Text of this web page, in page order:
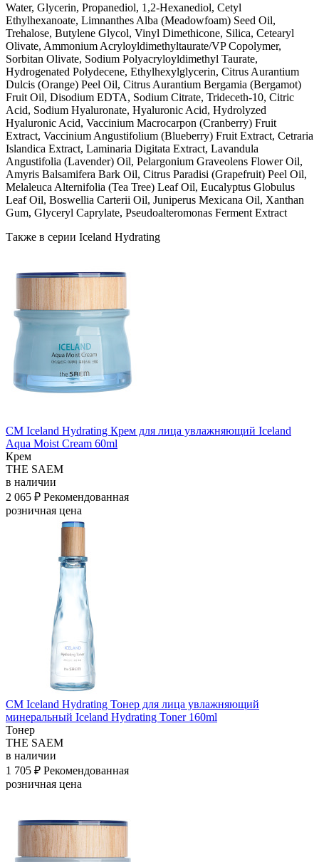
Water, Glycerin, Propanediol, 1,2-Hexanediol, Cetyl
Ethylhexanoate, Limnanthes Alba (Meadowfoam) Seed Oil,
Trehalose, Butylene Glycol, Vinyl Dimethicone, Silica, Cetearyl
Olivate, Ammonium Acryloyldimethyltaurate/VP Copolymer,
Sorbitan Olivate, Sodium Polyacryloyldimethyl Taurate,
Hydrogenated Polydecene, Ethylhexylglycerin, Citrus Aurantium
Dulcis (Orange) Peel Oil, Citrus Aurantium Bergamia (Bergamot)
Fruit Oil, Disodium EDTA, Sodium Citrate, Trideceth-10, Citric
Acid, Sodium Hyaluronate, Hyaluronic Acid, Hydrolyzed
Hyaluronic Acid, Vaccinium Macrocarpon (Cranberry) Fruit
Extract, Vaccinium Angustifolium (Blueberry) Fruit Extract, Cetraria
Islandica Extract, Laminaria Digitata Extract, Lavandula
Angustifolia (Lavender) Oil, Pelargonium Graveolens Flower Oil,
Amyris Balsamifera Bark Oil, Citrus Paradisi (Grapefruit) Peel Oil,
Melaleuca Alternifolia (Tea Tree) Leaf Oil, Eucalyptus Globulus
Leaf Oil, Boswellia Carterii Oil, Juniperus Mexicana Oil, Xanthan
Gum, Glyceryl Caprylate, Pseudoalteromonas Ferment Extract
Также в серии Iceland Hydrating
СМ Iceland Hydrating Крем для лица увлажняющий Iceland
Aqua Moist Cream 60ml
Крем
THE SAEM
в наличии
2 065 ₽ Рекомендованная
розничная цена
СМ Iceland Hydrating Тонер для лица увлажняющий
минеральный Iceland Hydrating Toner 160ml
Тонер
THE SAEM
в наличии
1 705 ₽ Рекомендованная
розничная цена